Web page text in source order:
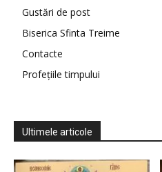
Gustări de post
Biserica Sfinta Treime
Contacte
Profețiile timpului
Ultimele articole